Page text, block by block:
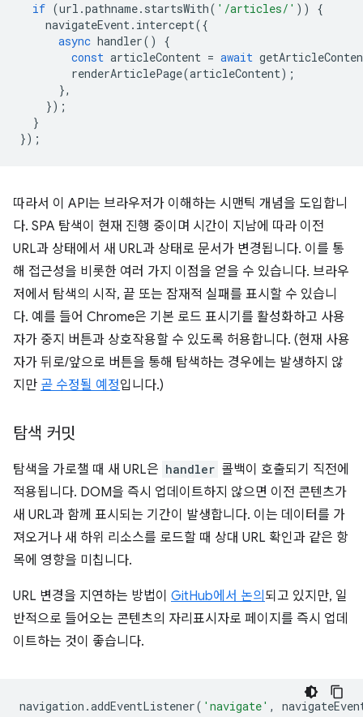
if (url .pathname. startsWith( '/articles/' ))
{
navigateEvent. intercept({
async handler()
{
const articleContent = await
renderArticlePage(articleContent);
},
});
}
});
따라서 이 API는 브라우저가 이해하는 시맨틱 개념을 도입합니
다. SPA 탐색이 현재 진행 중이며 시간이 지남에 따라 이전
URL과 상태에서 새 URL과 상태로 문서가 변경됩니다. 이를 통
해 접근성을 비롯한 여러 가지 이점을 얻을 수 있습니다. 브라우
저에서 탐색의 시작, 끝 또는 잠재적 실패를 표시할 수 있습니
다. 예를 들어 Chrome은 기본 로드 표시기를 활성화하고 사용
자가 중지 버튼과 상호작용할 수 있도록 허용합니다. (현재 사용
자가 뒤로/앞으로 버튼을 통해 탐색하는 경우에는 발생하지 않
지만 곧 수정될 예정입니다.)
탐색 커밋
탐색을 가로챌 때 새 URL은 handler 콜백이 호출되기 직전에
적용됩니다. DOM을 즉시 업데이트하지 않으면 이전 콘텐츠가
새 URL과 함께 표시되는 기간이 발생합니다. 이는 데이터를 가
져오거나 새 하위 리소스를 로드할 때 상대 URL 확인과 같은 항
목에 영향을 미칩니다.
URL 변경을 지연하는 방법이 GitHub에서 논의 되고 있지만, 일
반적으로 들어오는 콘텐츠의 자리표시자로 페이지를 즉시 업데
이트하는 것이 좋습니다.
navigation .addEventListener( 'navigate' ,